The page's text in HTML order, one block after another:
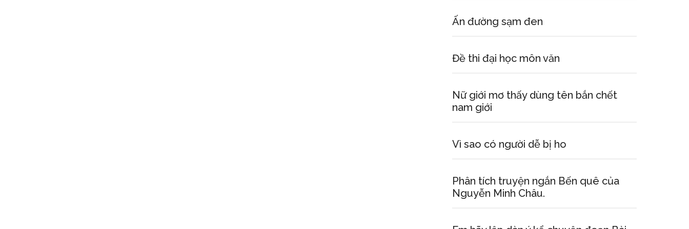
Ấn đường sạm đen
Đề thi đại học môn văn
Nữ giới mơ thấy dùng tên bắn chết
nam giới
Vì sao có người dễ bị ho
Phân tích truyện ngắn Bến quê của
Nguyễn Minh Châu.